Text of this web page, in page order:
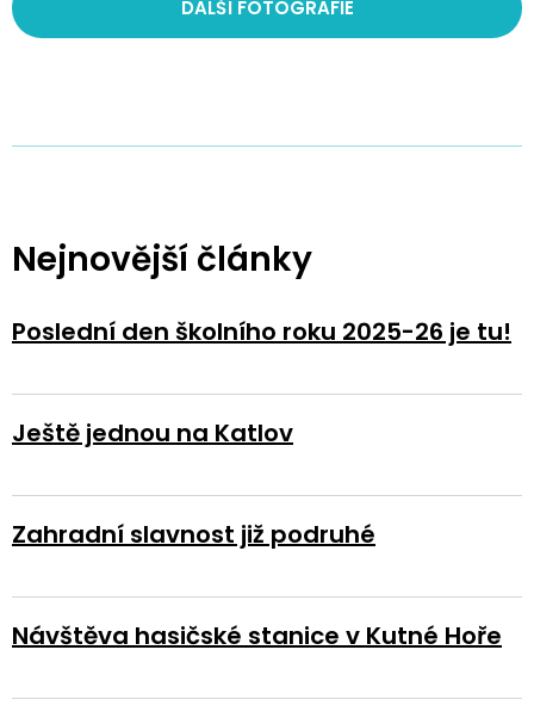
DALŠÍ FOTOGRAFIE
Nejnovější články
Poslední den školního roku 2025-26 je tu!
Ještě jednou na Katlov
Zahradní slavnost již podruhé
Návštěva hasičské stanice v Kutné Hoře